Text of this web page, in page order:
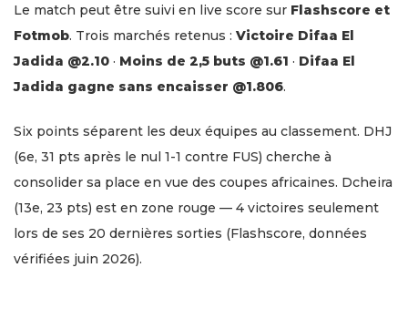
Le match peut être suivi en live score sur Flashscore et
Fotmob. Trois marchés retenus : Victoire Difaa El
Jadida @2.10 · Moins de 2,5 buts @1.61 · Difaa El
Jadida gagne sans encaisser @1.806.
Six points séparent les deux équipes au classement. DHJ
(6e, 31 pts après le nul 1-1 contre FUS) cherche à
consolider sa place en vue des coupes africaines. Dcheira
(13e, 23 pts) est en zone rouge — 4 victoires seulement
lors de ses 20 dernières sorties (Flashscore, données
vérifiées juin 2026).